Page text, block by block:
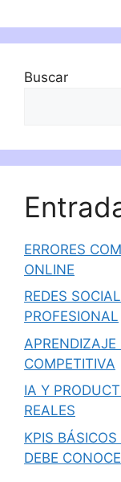
Buscar
ERRORES
ONLINE
REDES
PROFESIONAL
COMPETITIVA
IA Y
REALES
KPIS
DEBE